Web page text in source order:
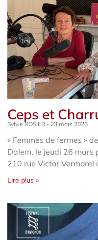
Ceps et
Sylvie ROSIER 23 mars 2026
« Femmes de fermes »
Dalem, le jeudi 26 mars
210 rue Victor Vermorel
Lire plus »